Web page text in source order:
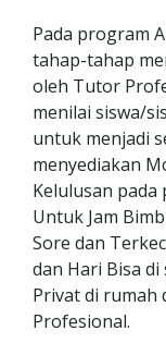
Pada program
tahap-tahap
oleh Tutor
menilai siswa/
untuk menjadi
menyediakan
Kelulusan pada
Untuk Jam
Sore dan
dan Hari Bisa
Privat di rumah
Profesional.